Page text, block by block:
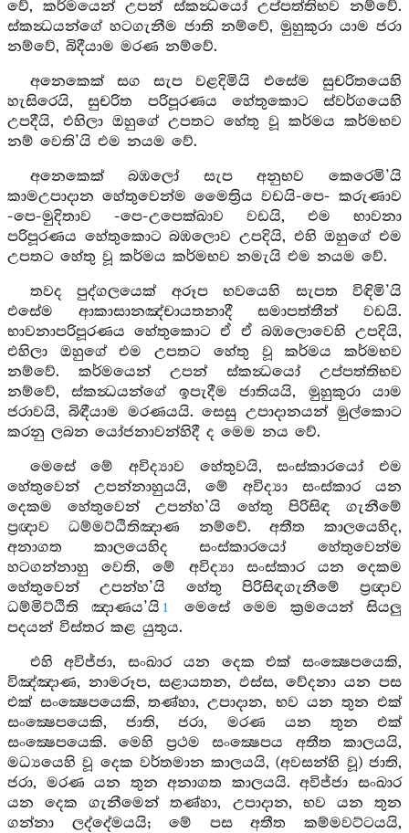
වේ, කර්මයෙන් උපන් ස්කන්‍ධයෝ උප්පත්තිභව නම්වේ.
ස්කන්‍ධයන්ගේ හටගැනීම ජාති නම්වේ, මුහුකුරා යාම ජරා
නම්වේ, බිදීයාම මරණ නම්වේ.
අනෙකෙක් සග සැප වළදිමියි එසේම සුචරිතයෙහි
හැසිරෙයි, සුචරිත පරිපූරණය හේතුකොට ස්වර්ගයෙහි
උපදීයි, එහිලා ඔහුගේ උපතට හේතු වූ කර්මය කර්මභව
නම් වෙති’යි එම නයම වේ.
අනෙකෙක් බඹලෝ සැප අනුභව කෙරෙමි’යි
කාමඋපාදාන හේතුවෙන්ම මෛත්‍රිය වඩයි-පෙ- කරුණාව
-පෙ-මුදිතාව -පෙ-උපෙක්ඛාව වඩයි, එම භාවනා
පරිපූරණය හේතුකොට බඹලොව උපදියි, එහි ඔහුගේ එම
උපතට හේතු වූ කර්මය කර්මභව නමැයි එම නයම වේ.
තවද පුද්ගලයෙක් අරූප භවයෙහි සැපත විඳිමි’යි
එසේම ආකාසානඤ්චායතනාදී සමාපත්තීන් වඩයි.
භාවනාපරිපූරණය හේතුකොට ඒ ඒ බඹලොවෙහි උපදියි,
එහිලා ඔහුගේ එම උපතට හේතු වූ කර්මය කර්මභව
නම්වේ. කර්මයෙන් උපන් ස්කන්‍ධයෝ උප්පත්තිභව
නම්වේ, ස්කන්‍ධයන්ගේ ඉපැදීම ජාතියයි, මුහුකුරා යාම
ජරාවයි, බිඳීයාම මරණයයි. සෙසු උපාදානයන් මුල්කොට
කරනු ලබන යෝජනාවන්හිදී ද මෙම නය වේ.
මෙසේ මේ අවිද්‍යාව හේතුවයි, සංස්කාරයෝ එම
හේතුවෙන් උපන්නාහුයයි, මේ අවිද්‍යා සංස්කාර යන
දෙකම හේතුවෙන් උපන්හ’යි හේතු පිරිසිඳ ගැනීමේ
ප්‍රඥාව ධම්මට්ඨිතිඤාණ නම්වේ. අතීත කාලයෙහිද,
අනාගත කාලයෙහිද සංස්කාරයෝ හේතුවෙන්ම
හටගන්නාහු වෙති, මේ අවිද්‍යා සංස්කාර යන දෙකම
හේතුවෙන් උපන්හ’යි හේතු පිරිසිඳගැනීමේ ප්‍රඥාව
ධම්මිට්ඨිති ඤාණය’යි 1
මෙසේ මෙම ක්‍රමයෙන් සියලු
පදයන් විස්තර කළ යුතුය.
එහි අවිජ්ජා, සංඛාර යන දෙක එක් සංක්‍ෂෙපයෙකි,
විඤ්ඤාණ, නාමරූප, සළායතන, ඵස්ස, වේදනා යන පස
එක් සංක්‍ෂෙපයෙකි, තණ්හා, උපාදාන, භව යන තුන එක්
සංක්‍ෂෙපයෙකි, ජාති, ජරා, මරණ යන තුන එක්
සංක්‍ෂෙපයෙකි. මෙහි ප්‍රථම සංක්‍ෂෙපය අතීත කාලයයි,
මධ්‍යයෙහි වූ දෙක වර්තමාන කාලයයි, (අවසන්හි වූ) ජාති,
ජරා, මරණ යන තුන අනාගත කාලයයි. අවිජ්ජා සංඛාර
යන දෙක ගැනීමෙන් තණ්හා, උපාදාන, භව යන තුන
ගන්නා ලද්දේමයයි; මේ පස අතීත කම්මවට්ටයයි,